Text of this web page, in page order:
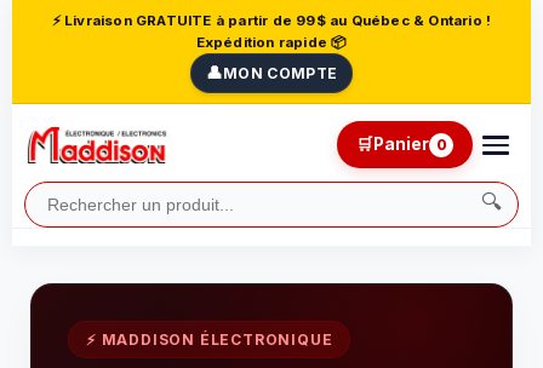
⚡ Livraison GRATUITE à partir de 99$ au Québec & Ontario !
Expédition rapide 📦
👤MON COMPTE
🔍
🛒Panier 0
⚡ MADDISON ÉLECTRONIQUE